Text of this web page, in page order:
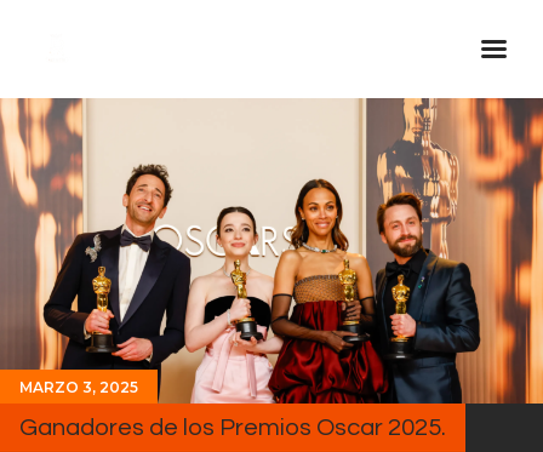
Streaming
En Vivo
Descarga La APP
Programas
Noticias
Equipo
Sobre Nosotros
MARZO 3, 2025
Ganadores de los Premios Oscar 2025.